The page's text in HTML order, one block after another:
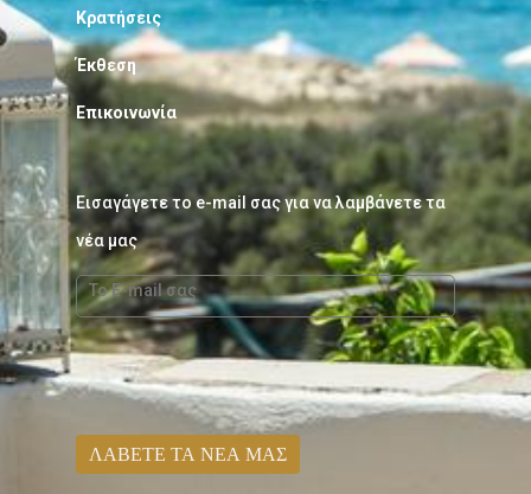
Κρατήσεις
Έκθεση
Επικοινωνία
Εισαγάγετε το e-mail σας για να λαμβάνετε τα
νέα μας